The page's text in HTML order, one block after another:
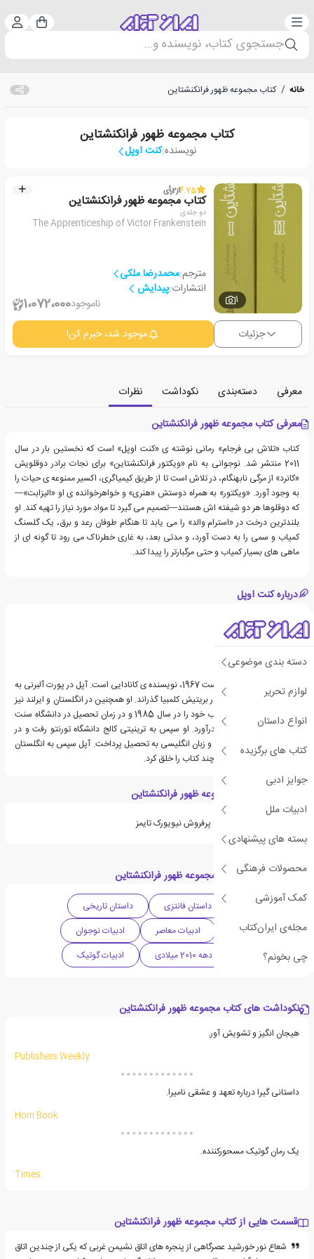
دسته‌بندی سبد
جستجوی کتاب، نویسنده و...
دسته بندی موضوعی
لوازم تحریر
انواع داستان
کتاب های برگزیده
جوایز ادبی
ادبیات ملل
بسته های پیشنهادی
محصولات فرهنگی
کمک آموزشی
مجله‌ی ایران‌کتاب
چی بخونم؟
خانه / کتاب مجموعه ظهور فرانکنشتاین
کتاب مجموعه ظهور فرانکنشتاین
نویسنده:کنت اوپل
1
4.75از2رأی
کتاب مجموعه ظهور فرانکنشتاین
دو جلدی
The Apprenticeship of Victor Frankenstein
مترجم:محمدرضا ملکی
انتشارات:پیدایش
ناموجود1،072،000
جزئیات موجود شد، خبرم کن!
معرفی دسته‌بندی نکوداشت
نظرات
معرفی کتاب مجموعه ظهور فرانکنشتاین
کتاب «تلاش بی فرجام» رمانی نوشته ی «کنت اوپل» است که نخستین بار در سال
2011 منتشر شد. نوجوانی به نام «ویکتور فرانکنشتاین» برای نجات برادر دوقلویش
«کانرد» از مرگی نابهنگام، در تلاش است تا از طریق کیمیاگری، اکسیر ممنوعه ی حیات را
به وجود آورد. «ویکتور» به همراه دوستش «هنری» و خواهرخوانده ی او «الیزابت»—
که دوقلوها هر دو شیفته اش هستند—تصمیم می گیرد تا مواد مورد نیاز را تهیه کند. او
بلندترین درخت در «استرام والد» را می یابد تا هنگام طوفان رعد و برق، یک گلسنگ
کمیاب و سمی را به دست آورد، و مدتی بعد، به غاری خطرناک می رود تا گونه ای از
ماهی های بسیار کمیاب و حتی مرگبارتر را پیدا کند.
درباره کنت اوپل
کنت اوپل، زاده ی 31 آگوست 1967، نویسنده ی کانادایی است. آپل در پورت آلبرنی به
دنیا آمد و کودکی اش را در بریتیش کلمبیا گذراند. او همچنین در انگلستان و ایرلند نیز
زندگی کرد. آپل اولین کتاب خود را در سال 1985 و در زمان تحصیل در دانشگاه سنت
مایکلز به رشته ی تحریر درآورد. او سپس به ترینیتی کالج دانشگاه تورنتو رفت و در
رشته های مطالعات سینما و زبان انگلیسی به تحصیل پرداخت. آپل سپس به انگلستان
رفت و در آن جا چندین و چند کتاب را خلق کرد.
ویژگی های کتاب مجموعه ظهور فرانکنشتاین
«کنت اوپل» از نویسندگان پرفروش نیویورک تایمز
دسته بندی های کتاب مجموعه ظهور فرانکنشتاین
ادبیات کانادا داستان فانتزی
داستان تاریخی
ادبیات داستانی
ادبیات معاصر
ادبیات نوجوان
داستان تریلر
دهه 2010 میلادی ادبیات گوتیک
نکوداشت های کتاب مجموعه ظهور فرانکنشتاین
هیجان انگیز و تشویش آور.
Publishers Weekly
داستانی گیرا درباره تعهد و عشقی نامیرا.
Horn Book
یک رمان گوتیک مسحورکننده.
Times
قسمت هایی از کتاب مجموعه ظهور فرانکنشتاین
شعاع نور خورشید عصرگاهی از پنجره های اتاق نشیمن غربی که یکی از چندین اتاق